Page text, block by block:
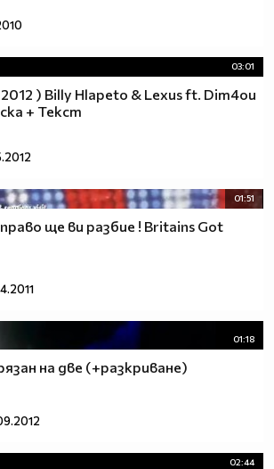
03:01
) Billy Hlapeto & Lexus ft. Dim4ou
+ Текст
01:51
ще ви разбие ! Britains Got
01:18
на две (+разкриване)
02:44